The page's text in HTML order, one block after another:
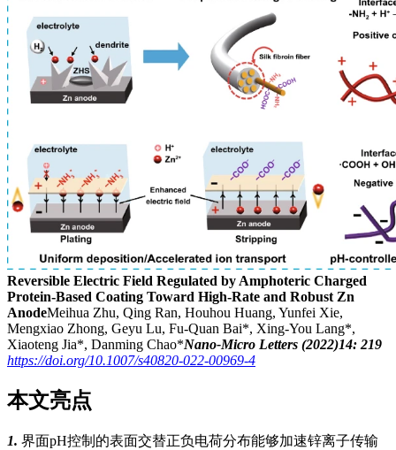
Reversible Electric Field Regulated by Amphoteric Charged
Protein‑Based Coating Toward High‑Rate and Robust Zn
AnodeMeihua Zhu, Qing Ran, Houhou Huang, Yunfei Xie,
Mengxiao Zhong, Geyu Lu, Fu-Quan Bai*, Xing-You Lang*,
Xiaoteng Jia*, Danming Chao*Nano-Micro Letters (2022)14: 219
https://doi.org/10.1007/s40820-022-00969-4
本文亮点
1. 界面pH控制的表面交替正负电荷分布能够加速锌离子传输